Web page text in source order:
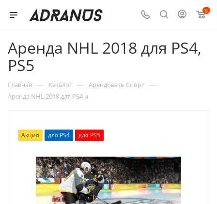
0
Аренда NHL 2018 для PS4,
PS5
Главная — Каталог — Арендовать Спорт —
Аренда NHL 2018 для PS4 и
Акция для PS4 для PS5